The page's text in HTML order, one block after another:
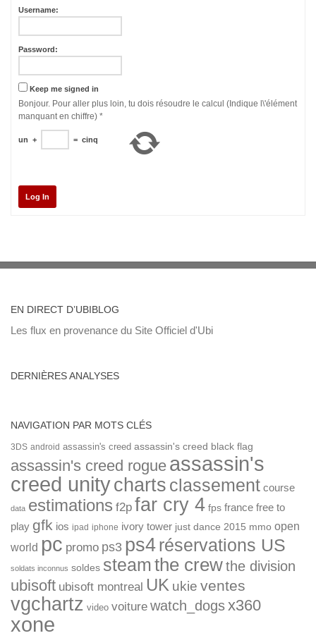
Username:
Password:
Keep me signed in
Bonjour. Pour aller plus loin, tu dois résoudre le calcul (Indique l\'élément
manquant en chiffre) *
un + = cinq
Log In
EN DIRECT D’UBIBLOG
Les flux en provenance du Site Officiel d'Ubi
DERNIÈRES ANALYSES
NAVIGATION PAR MOTS CLÉS
3DS android assassin's creed assassin's creed black flag
assassin's creed rogue assassin's
creed unitycharts classement course
data estimations f2p far cry 4 fps france free to
play gfk ios ipad iphone ivory tower just dance 2015 mmo open
world pc promo ps3 ps4réservations US
soldats inconnus soldes steamthe crewthe division
ubisoft ubisoft montreal UK ukie ventes
vgchartz video voiture watch_dogsx360
xone